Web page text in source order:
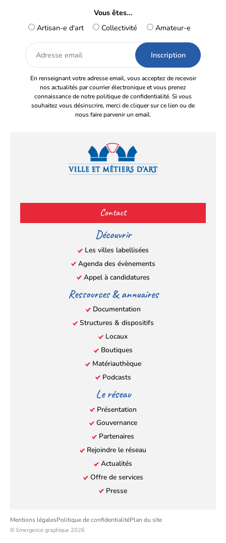
Vous êtes...
Artisan-e d'art
Collectivité Amateur-e
Adresse
email
En renseignant votre adresse email, vous acceptez de recevoir
nos actualités par courrier électronique et vous prenez
connaissance de notre politique de confidentialité. Si vous
souhaitez vous désinscrire, merci de cliquer sur ce lien ou de
nous faire parvenir un email.
(s’ouvre
dans
nouvel
onglet)
(s’ouvre
dans
nouvel
onglet)
(s’ouvre
dans
nouvel
onglet)
(s’ouvre
nouvel
onglet)
Contact
Découvrir
Les villes labellisées
Agenda des évènements
Appel à candidatures
Ressources & annuaires
Documentation
Structures & dispositifs
Locaux
Boutiques
Matériauthèque
Podcasts
Le réseau
Présentation
Gouvernance
Partenaires
Rejoindre le réseau
Actualités
Offre de services
Presse
Mentions légalesPolitique de confidentialitéPlan du site
© Emergence graphique 2026